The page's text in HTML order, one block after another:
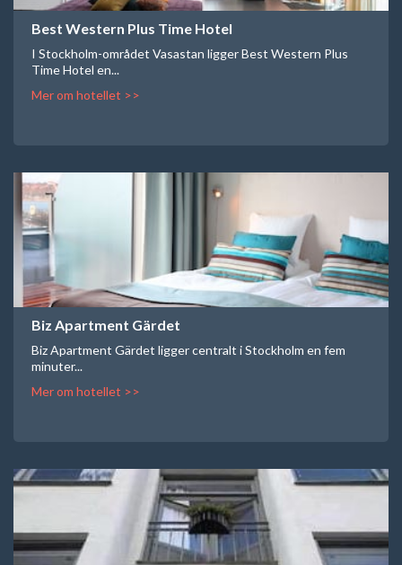
Best Western Plus Time Hotel
I Stockholm-området Vasastan ligger Best Western Plus
Time Hotel en...
Mer om hotellet >>
Biz Apartment Gärdet
Biz Apartment Gärdet ligger centralt i Stockholm en fem
minuter...
Mer om hotellet >>